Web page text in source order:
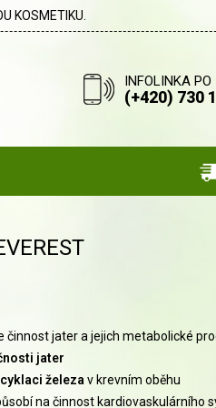
KOSMETIKU.
INFOLINKA
(+420) 730
činnost jater a jejich metabolické
jater
železa v krevním oběhu
na činnost kardiovaskulárního